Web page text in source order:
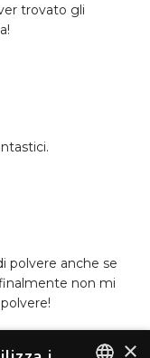
trovato gli
polvere anche se
non mi
×